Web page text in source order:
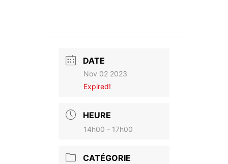
DATE
Nov 02 2023
Expired!
HEURE
14h00 - 17h00
CATÉGORIE